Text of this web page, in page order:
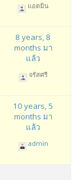
แอดมิน
8 years, 8
months มา
แล้ว
จรัสศรี
10 years, 5
months มา
แล้ว
admin